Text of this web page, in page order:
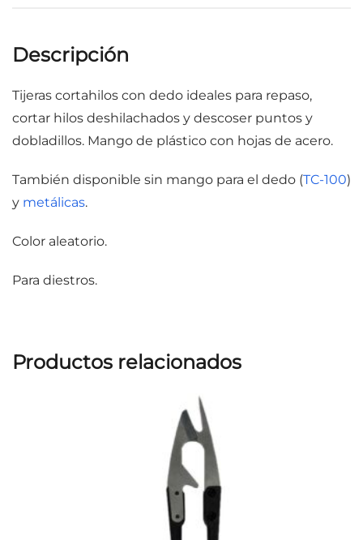
Descripción
Tijeras cortahilos con dedo ideales para repaso,
cortar hilos deshilachados y descoser puntos y
dobladillos. Mango de plástico con hojas de acero.
También disponible sin mango para el dedo (TC-100)
y metálicas.
Color aleatorio.
Para diestros.
Productos relacionados